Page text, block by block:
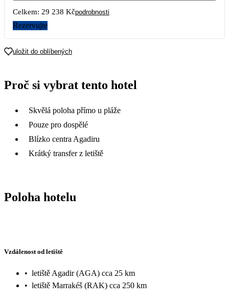
19 909
21
60 319
40 069 47 729
Celkem: 29 238 Kčpodrobnosti
Rezervujte
uložit do oblíbených
Proč si vybrat tento hotel
Skvělá poloha přímo u pláže
Pouze pro dospělé
Blízko centra Agadiru
Krátký transfer z letiště
Poloha hotelu
Vzdálenost od letiště
• letiště Agadir (AGA) cca 25 km
• letiště Marrakéš (RAK) cca 250 km